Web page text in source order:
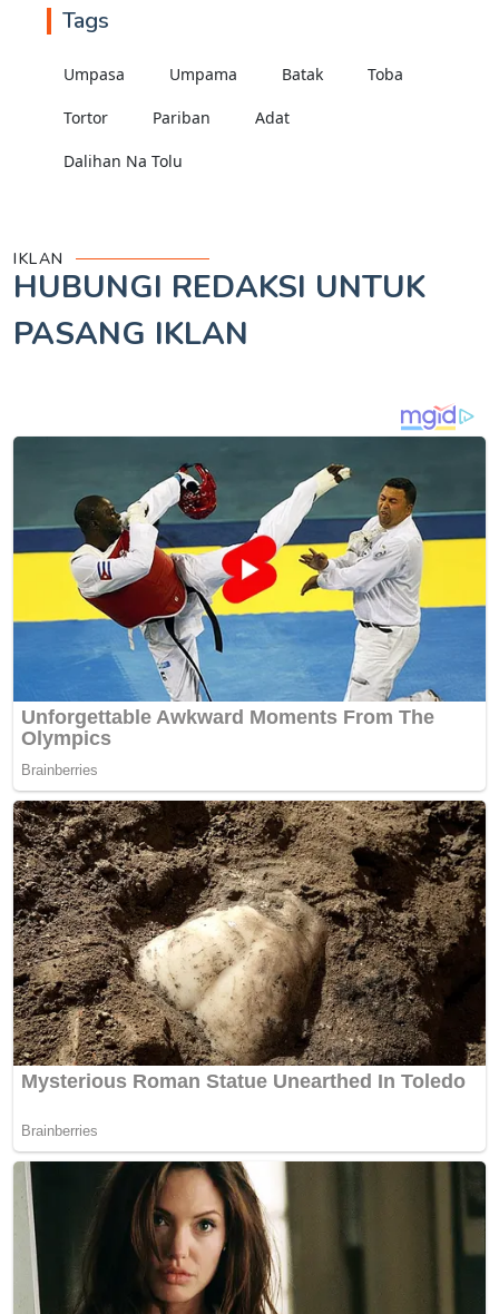
Tags
Umpasa Umpama Batak Toba
Tortor Pariban Adat
Dalihan Na Tolu
IKLAN
HUBUNGI REDAKSI UNTUK
PASANG IKLAN